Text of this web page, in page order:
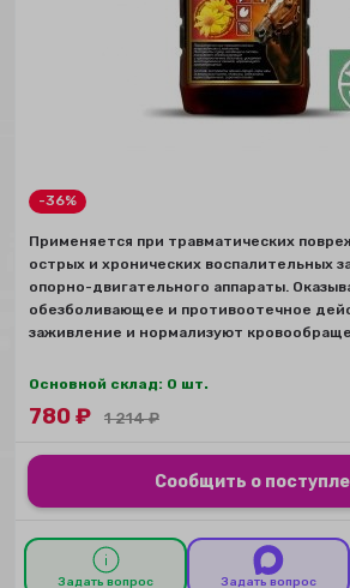
-36%
Применяется при травматических
острых и хронических воспалительных
опорно-двигательного аппараты.
обезболивающее и противоотечное
заживление и нормализуют
Основной склад: 0 шт.
780₽ 1 214₽
Сообщить о
Задать вопрос Задать вопрос